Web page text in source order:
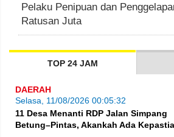
Pelaku Penipuan dan
Ratusan Juta
TOP 24 JAM
DAERAH
Selasa, 11/08/2026 00:05:32
11 Desa Menanti RDP Jalan Simpang
Betung–Pintas, Akankah Ada